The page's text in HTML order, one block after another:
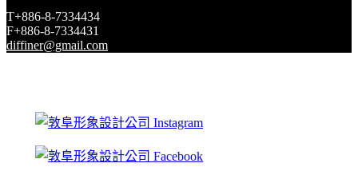
T+886-8-7334434
F+886-8-7334431
diffiner@gmail.com